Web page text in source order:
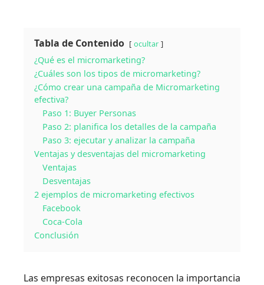
Tabla de Contenido ocultar
¿Qué es el micromarketing?
¿Cuáles son los tipos de micromarketing?
¿Cómo crear una campaña de Micromarketing
efectiva?
Paso 1: Buyer Personas
Paso 2: planifica los detalles de la campaña
Paso 3: ejecutar y analizar la campaña
Ventajas y desventajas del micromarketing
Ventajas
Desventajas
2 ejemplos de micromarketing efectivos
Facebook
Coca-Cola
Conclusión
Las empresas exitosas reconocen la importancia